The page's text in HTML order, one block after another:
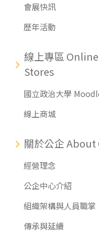
會展快訊
歷年活動
線上專區
Stores
國立政治大學
線上商城
關於公企 About
經營理念
公企中心介紹
組織架構與人員職掌
傳承與延續